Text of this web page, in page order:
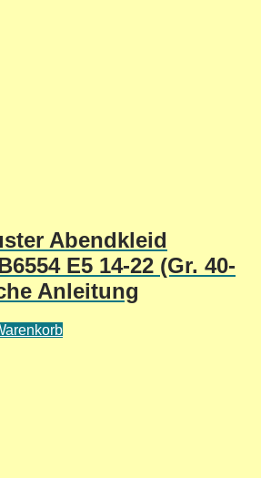
Abendkleid
E5 14-22 (Gr. 40-
Anleitung